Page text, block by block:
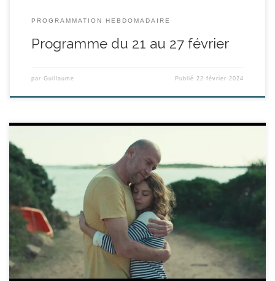
PROGRAMMATION HEBDOMADAIRE
Programme du 21 au 27 février
par Guillaume Publié 22 février 2024
réalisé par Pierre Godeau - avec François Damiens, Salomé
Dewaels, Roman Kolinka durée : 1h31’ Quand Alain doit jouer
Brel, son destin se mélange à celui de l’artiste. Cette rencontre va
le rapprocher de sa fille et bouleverser sa vie. Mer 14/02 - 20:30
Ven 16/02 - 20:30 Sam 17/02 […]